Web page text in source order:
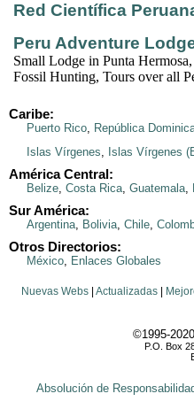
Red Científica
Peru Adventure
Small Lodge in Punta
Fossil Hunting, Tours over all
Caribe:
Puerto Rico, República
Islas Vírgenes, Islas Vírgenes
América Central:
Belize, Costa Rica, Guatemala,
Sur América:
Argentina, Bolivia, Chile,
Otros Directorios:
México, Enlaces Globales
Nuevas Webs| Actualizadas|
©1995-2020
P.O. Box
Absolución de